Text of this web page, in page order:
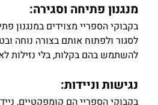
מנגנון פתיחה וסגירה:
בקבוקי הספריי מצוידים במנגנון
לסגור ולפתוח אותם בצורה נוחה
להשתמש בהם בקלות, בלי נזילות
נגישות וניידות:
בקבוקי הספריי הם קומפקטיים,